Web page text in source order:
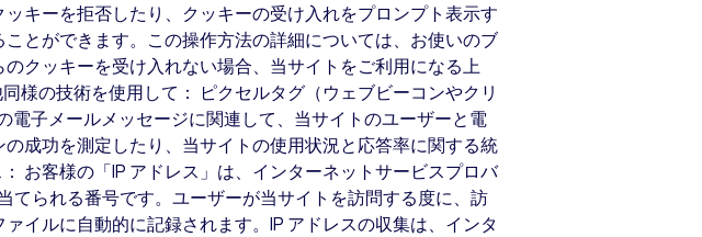
キーを拒否したり、クッキーの受け入れをプロンプト表示す
とができます。この操作方法の詳細については、お使いのブ
クッキーを受け入れない場合、当サイトをご利用になる上
様の技術を使用して： ピクセルタグ（ウェブビーコンやクリ
電子メールメッセージに関連して、当サイトのユーザーと電
成功を測定したり、当サイトの使用状況と応答率に関する統
お客様の「IP アドレス」は、インターネットサービスプロバ
てられる番号です。ユーザーが当サイトを訪問する度に、訪
イルに自動的に記録されます。IP アドレスの収集は、インタ